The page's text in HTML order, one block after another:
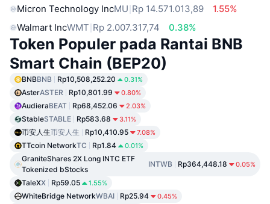
Micron Technology IncMU Rp 14.571.013,89
1.55%
Walmart IncWMT Rp 2.007.317,74 0.38%
Token Populer pada Rantai BNB
Smart Chain (BEP20)
BNBBNB Rp10,508,252.20 0.31%
AsterASTER Rp10,801.99 0.80%
AudieraBEAT Rp68,452.06 2.03%
StableSTABLE Rp583.68 3.11%
币安人生币安人生 Rp10,410.95 7.08%
TTcoin NetworkTC Rp1.84 0.01%
GraniteShares 2X Long INTC ETF
Tokenized bStocks
INTWB Rp364,448.18 0.05%
TaleXX Rp59.05 1.55%
WhiteBridge NetworkWBAI Rp25.94 0.45%